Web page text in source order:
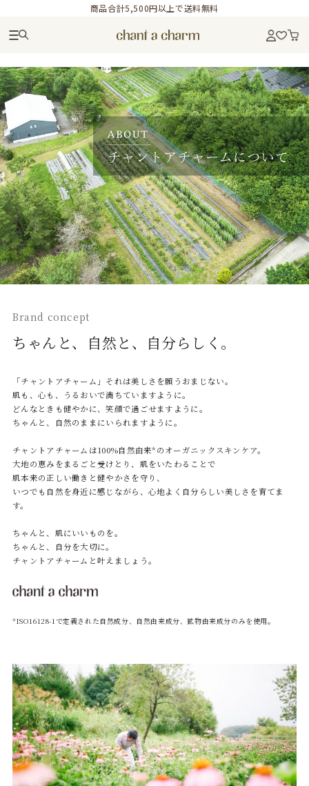
商品合計5,500円以上で送料無料
Brand concept
ちゃんと、自然と、自分らしく。
「チャントアチャーム」それは美しさを願うおまじない。
肌も、心も、うるおいで満ちていますように。
どんなときも健やかに、笑顔で過ごせますように。
ちゃんと、自然のままにいられますように。
チャントアチャームは100%自然由来*のオーガニックスキンケア。
大地の恵みをまるごと受けとり、肌をいたわることで
肌本来の正しい働きと健やかさを守り、
いつでも自然を身近に感じながら、心地よく自分らしい美しさを育てま
す。
ちゃんと、肌にいいものを。
ちゃんと、自分を大切に。
チャントアチャームと叶えましょう。
*ISO16128-1で定義された自然成分、自然由来成分、鉱物由来成分のみを使用。